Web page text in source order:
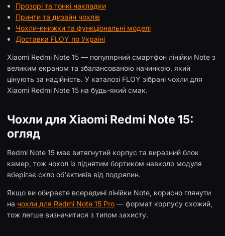
Прозорі та тонкі накладки
Принти та дизайн чохлів
Чохли-книжки та функціональні моделі
Доставка FLOY по Україні
Xiaomi Redmi Note 15 — популярний смартфон лінійки Note з
великим екраном та збалансованою начинкою, який
цінують за надійність. У каталозі FLOY зібрані чохли для
Xiaomi Redmi Note 15 на будь-який смак.
Чохли для Xiaomi Redmi Note 15:
огляд
Redmi Note 15 має витягнутий корпус та виразний блок
камер, тож чохол із піднятим бортиком навколо модуля
вберігає скло об'єктивів від подряпин.
Якщо ви обираєте всередині лінійки Note, корисно глянути
на чохли для Redmi Note 15 Pro — формат корпусу схожий,
тож легше визначитися з типом захисту.